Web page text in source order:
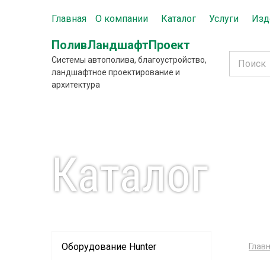
Главная О компании Каталог Услуги
ПоливЛандшафтПроект
Системы автополива, благоустройство,
ландшафтное проектирование и
архитектура
Каталог
Оборудование Hunter